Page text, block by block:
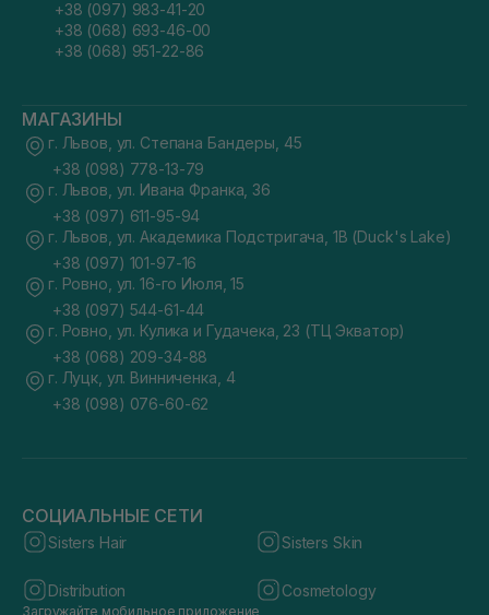
+38 (097) 983-41-20
+38 (068) 693-46-00
+38 (068) 951-22-86
МАГАЗИНЫ
г. Львов, ул. Степана Бандеры, 45
+38 (098) 778-13-79
г. Львов, ул. Ивана Франка, 36
+38 (097) 611-95-94
г. Львов, ул. Академика Подстригача, 1В (Duck's Lake)
+38 (097) 101-97-16
г. Ровно, ул. 16-го Июля, 15
+38 (097) 544-61-44
г. Ровно, ул. Кулика и Гудачека, 23 (ТЦ Экватор)
+38 (068) 209-34-88
г. Луцк, ул. Винниченка, 4
+38 (098) 076-60-62
СОЦИАЛЬНЫЕ СЕТИ
Sisters Hair Sisters Skin
Distribution Cosmetology
Загружайте мобильное приложение